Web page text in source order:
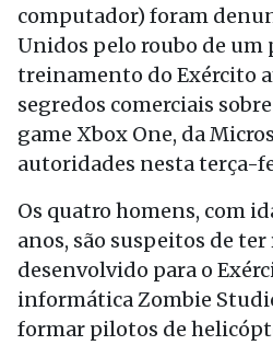
computador) foram
Unidos pelo roubo de um
treinamento do Exército
segredos comerciais
game Xbox One, da
autoridades nesta terça-
Os quatro homens, com
anos, são suspeitos de
desenvolvido para o
informática Zombie
formar pilotos de